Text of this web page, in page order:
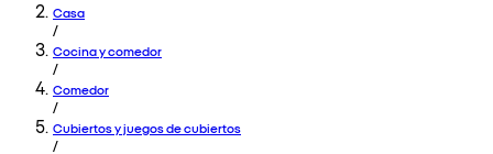
Casa
/
Cocina y comedor
/
Comedor
/
Cubiertos y juegos de cubiertos
/